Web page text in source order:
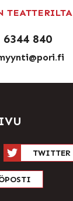
TEATTERILTA
840
TWITTER